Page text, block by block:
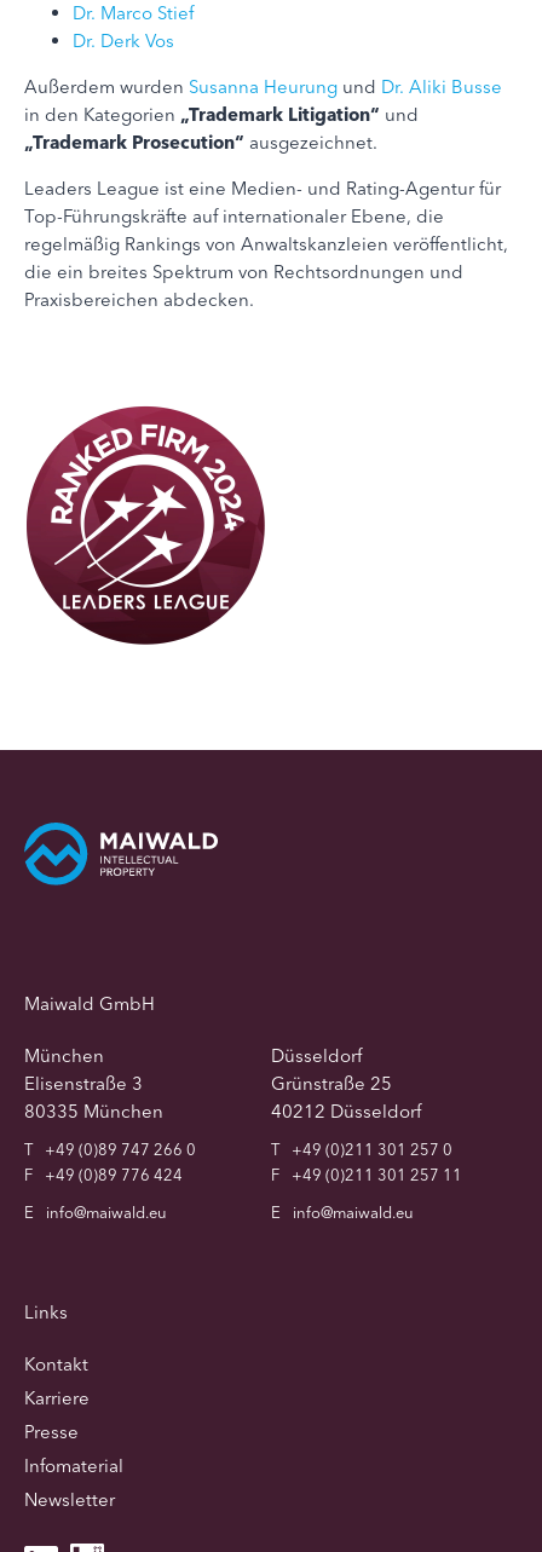
Dr. Marco Stief
Dr. Derk Vos
Außerdem wurden Susanna Heurung und Dr. Aliki Busse
in den Kategorien „Trademark Litigation“ und
„Trademark Prosecution“ ausgezeichnet.
Leaders League ist eine Medien- und Rating-Agentur für
Top-Führungskräfte auf internationaler Ebene, die
regelmäßig Rankings von Anwaltskanzleien veröffentlicht,
die ein breites Spektrum von Rechtsordnungen und
Praxisbereichen abdecken.
Maiwald GmbH
München
Elisenstraße 3
80335 München
T
+49 (0)89 747 266 0
F
+49 (0)89 776 424
E
info@maiwald.eu
Düsseldorf
Grünstraße 25
40212 Düsseldorf
T
+49 (0)211 301 257 0
F
+49 (0)211 301 257 11
E
info@maiwald.eu
Links
Kontakt
Karriere
Presse
Infomaterial
Newsletter